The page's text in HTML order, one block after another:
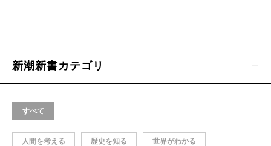
新潮新書カテゴリ
すべて
人間を考える 歴史を知る 世界がわかる